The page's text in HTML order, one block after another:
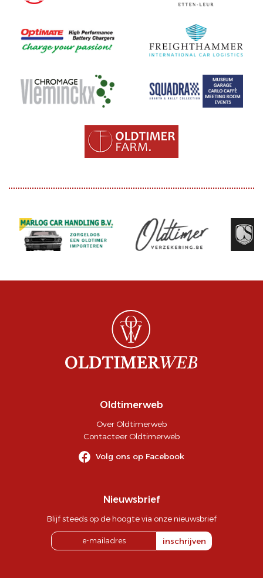
Oldtimerweb
Over Oldtimerweb
Contacteer Oldtimerweb
Volg ons op Facebook
Nieuwsbrief
Blijf steeds op de hoogte via onze nieuwsbrief
inschrijven